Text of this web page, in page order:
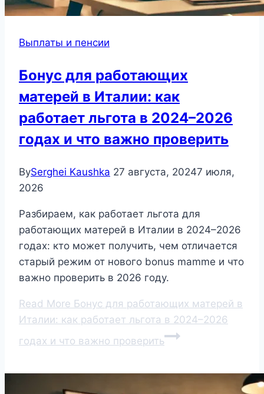
Выплаты и пенсии
Бонус для работающих
матерей в Италии: как
работает льгота в 2024–2026
годах и что важно проверить
BySerghei Kaushka 27 августа, 20247 июля,
2026
Разбираем, как работает льгота для
работающих матерей в Италии в 2024–2026
годах: кто может получить, чем отличается
старый режим от нового bonus mamme и что
важно проверить в 2026 году.
Read More Бонус для работающих матерей в
Италии: как работает льгота в 2024–2026
годах и что важно проверить